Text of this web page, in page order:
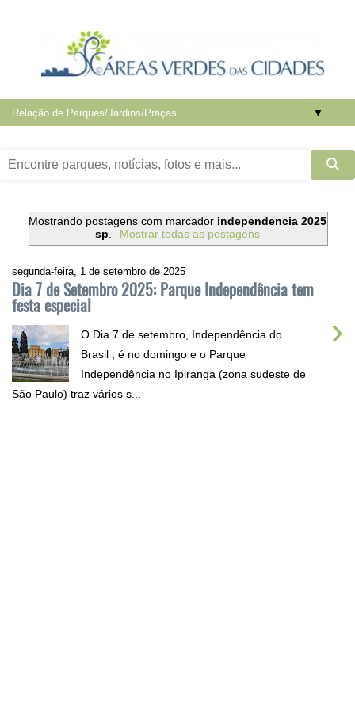
▼
Mostrando postagens com marcador independencia 2025
sp. Mostrar todas as postagens
segunda-feira, 1 de setembro de 2025
Dia 7 de Setembro 2025: Parque Independência tem
festa especial
›
O Dia 7 de setembro, Independência do
Brasil , é no domingo e o Parque
Independência no Ipiranga (zona sudeste de
São Paulo) traz vários s...